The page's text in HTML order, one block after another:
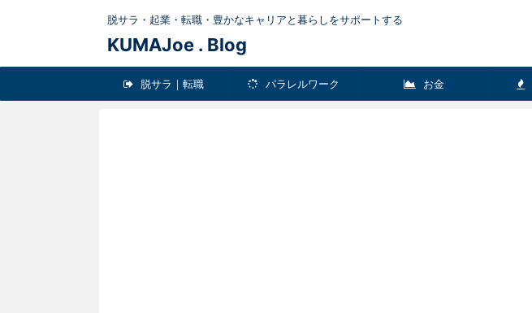
脱サラ・起業・転職・豊かなキャリアと暮らしをサポートする
KUMAJoe . Blog
脱サラ｜転職 パラレルワーク お金